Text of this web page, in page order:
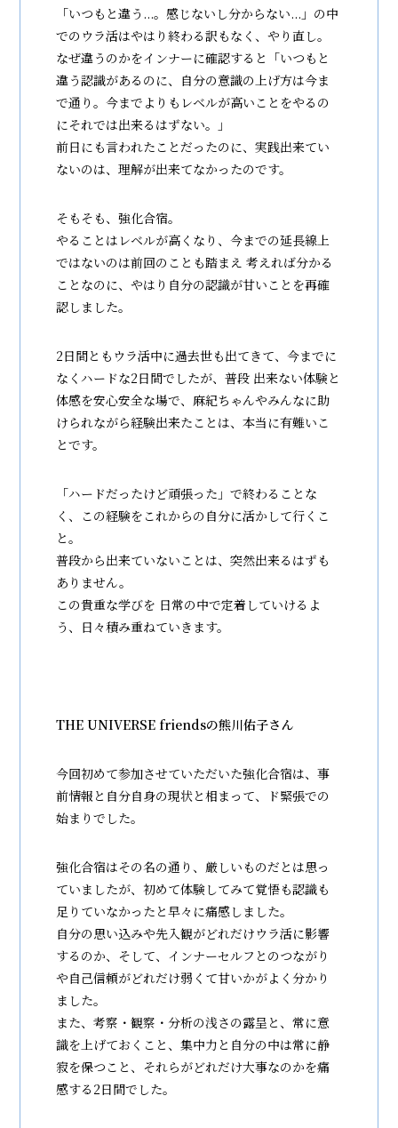
「いつもと違う...。感じないし分からない...」の中
でのウラ活はやはり終わる訳もなく、やり直し。
なぜ違うのかをインナーに確認すると「いつもと
違う認識があるのに、自分の意識の上げ方は今ま
で通り。今までよりもレベルが高いことをやるの
にそれでは出来るはずない。」
前日にも言われたことだったのに、実践出来てい
ないのは、理解が出来てなかったのです。
そもそも、強化合宿。
やることはレベルが高くなり、今までの延長線上
ではないのは前回のことも踏まえ 考えれば分かる
ことなのに、やはり自分の認識が甘いことを再確
認しました。
2日間ともウラ活中に過去世も出てきて、今までに
なくハードな2日間でしたが、普段 出来ない体験と
体感を安心安全な場で、麻紀ちゃんやみんなに助
けられながら経験出来たことは、本当に有難いこ
とです。
「ハードだったけど頑張った」で終わることな
く、この経験をこれからの自分に活かして行くこ
と。
普段から出来ていないことは、突然出来るはずも
ありません。
この貴重な学びを 日常の中で定着していけるよ
う、日々積み重ねていきます。
THE UNIVERSE friendsの熊川佑子さん
今回初めて参加させていただいた強化合宿は、事
前情報と自分自身の現状と相まって、ド緊張での
始まりでした。
強化合宿はその名の通り、厳しいものだとは思っ
ていましたが、初めて体験してみて覚悟も認識も
足りていなかったと早々に痛感しました。
自分の思い込みや先入観がどれだけウラ活に影響
するのか、そして、インナーセルフとのつながり
や自己信頼がどれだけ弱くて甘いかがよく分かり
ました。
また、考察・観察・分析の浅さの露呈と、常に意
識を上げておくこと、集中力と自分の中は常に静
寂を保つこと、それらがどれだけ大事なのかを痛
感する2日間でした。